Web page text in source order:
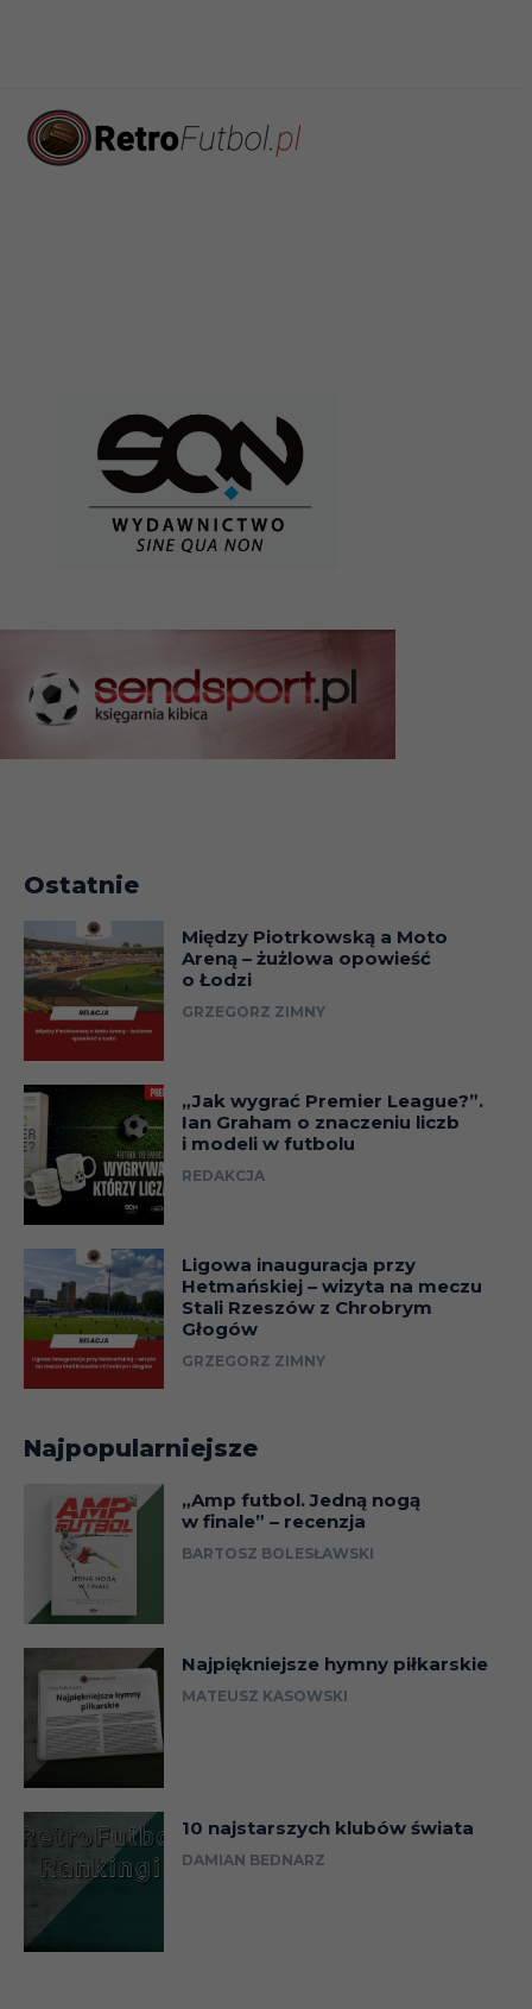
Ostatnie
Między Piotrkowską a Moto
Areną – żużlowa opowieść
o Łodzi
GRZEGORZ ZIMNY
„Jak wygrać Premier League?”.
Ian Graham o znaczeniu liczb
i modeli w futbolu
REDAKCJA
Ligowa inauguracja przy
Hetmańskiej – wizyta na meczu
Stali Rzeszów z Chrobrym
Głogów
GRZEGORZ ZIMNY
Najpopularniejsze
„Amp futbol. Jedną nogą
w finale” – recenzja
BARTOSZ BOLESŁAWSKI
Najpiękniejsze hymny piłkarskie
MATEUSZ KASOWSKI
10 najstarszych klubów świata
DAMIAN BEDNARZ